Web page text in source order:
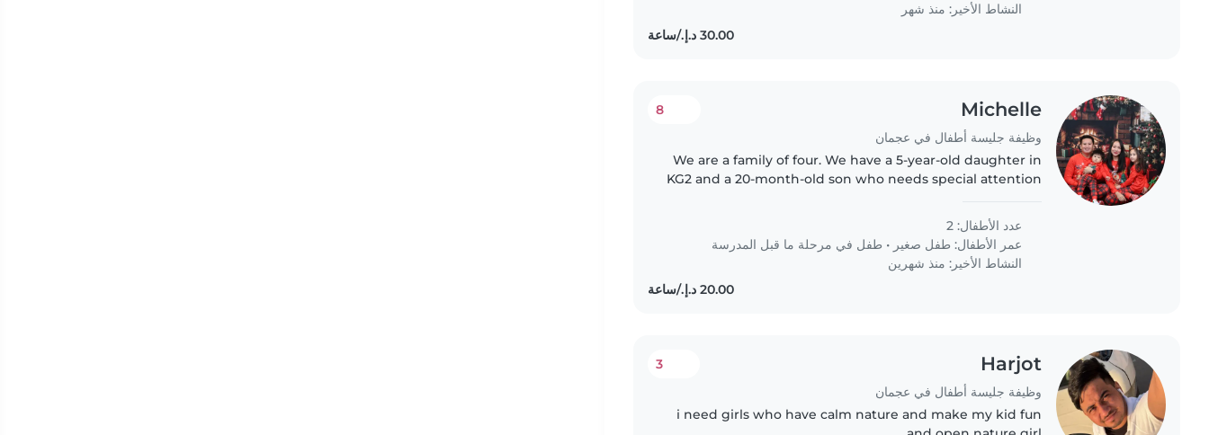
النشاط الأخير: منذ شهر
Michelle
وظيفة جليسة أطفال في عجمان
8
We are a family of four. We have a 5-year-old daughter in
KG2 and a 20-month-old son who needs special attention
time, and we..
عدد الأطفال: 2
عمر الأطفال: طفل صغير • طفل في مرحلة ما قبل المدرسة
النشاط الأخير: منذ شهرين
Harjot
وظيفة جليسة أطفال في عجمان
3
i need girls who have calm nature and make my kid fun